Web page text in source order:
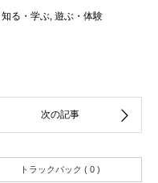
知る・学ぶ, 遊ぶ・体験
トラックバック ( 0 )